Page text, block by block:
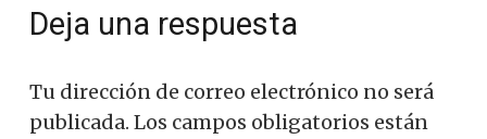
Deja una respuesta
Tu dirección de correo electrónico no será
publicada. Los campos obligatorios están